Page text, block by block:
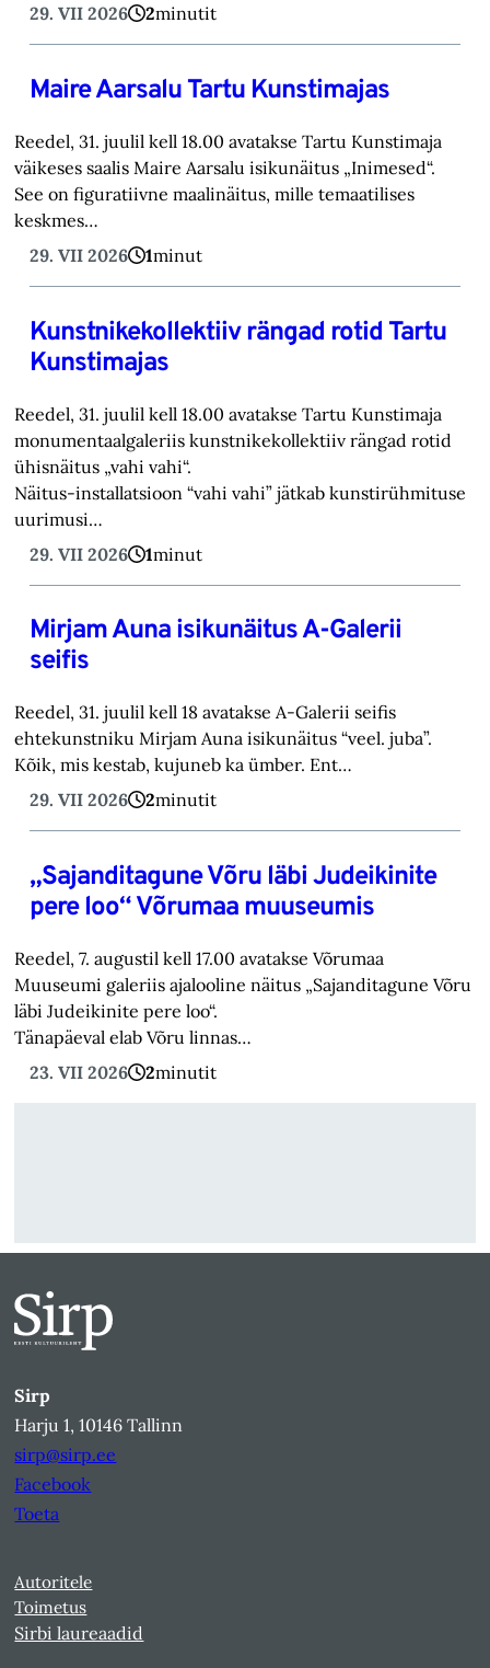
29. VII 2026
2minutit
Maire Aarsalu Tartu Kunstimajas
Reedel, 31. juulil kell 18.00 avatakse Tartu Kunstimaja
väikeses saalis Maire Aarsalu isikunäitus „Inimesed“.
See on figuratiivne maalinäitus, mille temaatilises
keskmes…
29. VII 2026
1minut
Kunstnikekollektiiv rängad rotid Tartu
Kunstimajas
Reedel, 31. juulil kell 18.00 avatakse Tartu Kunstimaja
monumentaalgaleriis kunstnikekollektiiv rängad rotid
ühisnäitus „vahi vahi“.
Näitus-installatsioon “vahi vahi” jätkab kunstirühmituse
uurimusi…
29. VII 2026
1minut
Mirjam Auna isikunäitus A-Galerii
seifis
Reedel, 31. juulil kell 18 avatakse A-Galerii seifis
ehtekunstniku Mirjam Auna isikunäitus “veel. juba”.
Kõik, mis kestab, kujuneb ka ümber. Ent…
29. VII 2026
2minutit
„Sajanditagune Võru läbi Judeikinite
pere loo“ Võrumaa muuseumis
Reedel, 7. augustil kell 17.00 avatakse Võrumaa
Muuseumi galeriis ajalooline näitus „Sajanditagune Võru
läbi Judeikinite pere loo“.
Tänapäeval elab Võru linnas…
23. VII 2026
2minutit
Sirp
Harju 1, 10146 Tallinn
sirp@sirp.ee
Facebook
Toeta
Autoritele
Toimetus
Sirbi laureaadid